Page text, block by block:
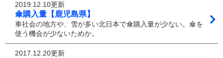
2019.12.10更新
傘購入量【鹿児島県】
車社会の地方や、雪が多い北日本で傘購入量が少ない。傘を
使う機会が少ないためか。
2017.12.20更新